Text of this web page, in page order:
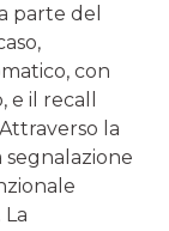
parte del
con
e il recall
la